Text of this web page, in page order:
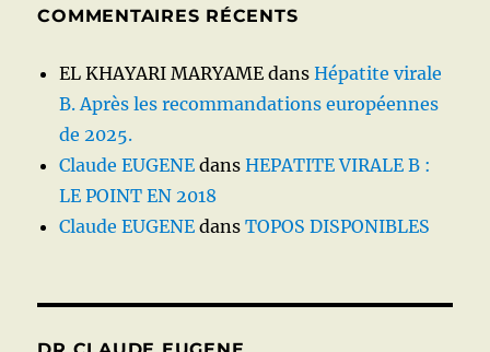
COMMENTAIRES RÉCENTS
EL KHAYARI MARYAME dansHépatite virale
B. Après les recommandations européennes
de 2025.
Claude EUGENE dansHEPATITE VIRALE B :
LE POINT EN 2018
Claude EUGENE dansTOPOS DISPONIBLES